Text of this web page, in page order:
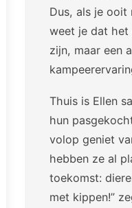
Dus, als je ooit
weet je dat het
zijn, maar een
Thuis is Ellen
hun
volop geniet
hebben ze al
toekomst:
met kippen!”